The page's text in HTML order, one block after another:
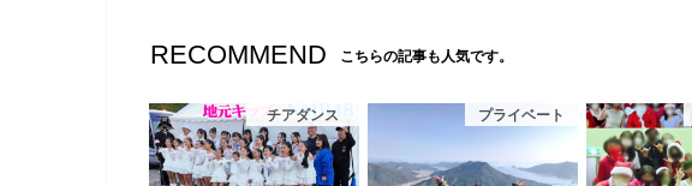
RECOMMEND こちらの記事も人気です。
チアダンス プライベート